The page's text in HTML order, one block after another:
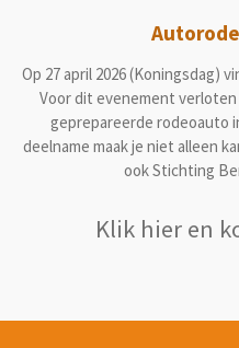
Op 27 april 2026 (Koningsdag)
Voor dit evenement
geprepareerde rodeoauto
deelname maak je niet alleen
ook Stichting
Klik hier en